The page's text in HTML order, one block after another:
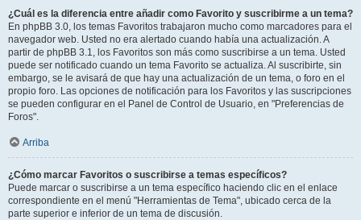
¿Cuál es la diferencia entre añadir como Favorito y suscribirme a un tema?
En phpBB 3.0, los temas Favoritos trabajaron mucho como marcadores para el
navegador web. Usted no era alertado cuando había una actualización. A
partir de phpBB 3.1, los Favoritos son más como suscribirse a un tema. Usted
puede ser notificado cuando un tema Favorito se actualiza. Al suscribirte, sin
embargo, se le avisará de que hay una actualización de un tema, o foro en el
propio foro. Las opciones de notificación para los Favoritos y las suscripciones
se pueden configurar en el Panel de Control de Usuario, en "Preferencias de
Foros".
Arriba
¿Cómo marcar Favoritos o suscribirse a temas específicos?
Puede marcar o suscribirse a un tema específico haciendo clic en el enlace
correspondiente en el menú "Herramientas de Tema", ubicado cerca de la
parte superior e inferior de un tema de discusión.